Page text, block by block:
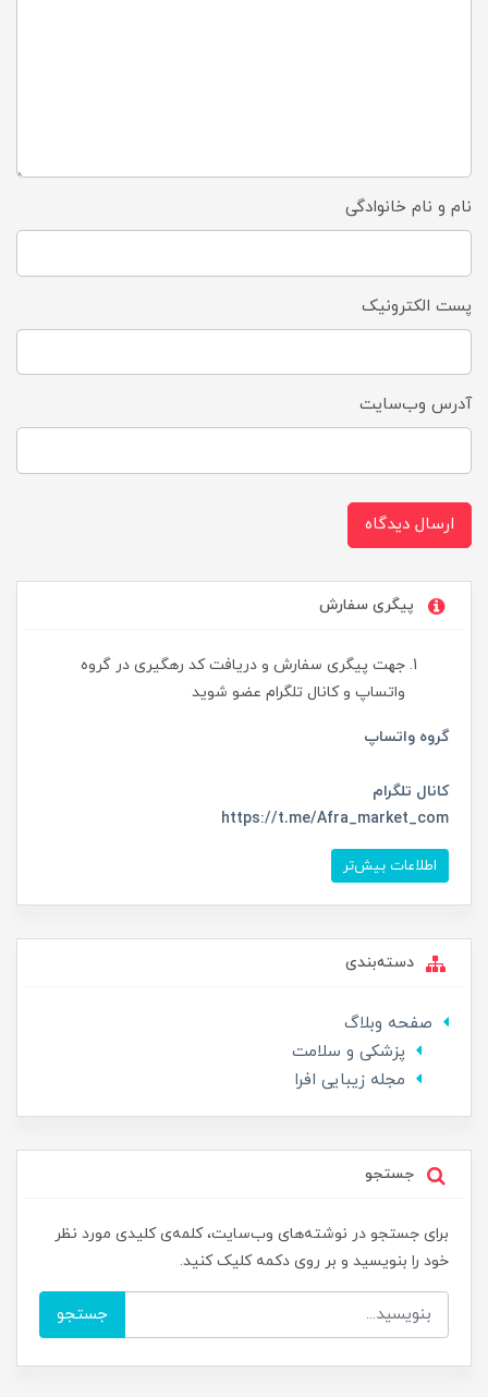
نام و نام خانوادگی
پست الکترونیک
آدرس وب‌سایت
ارسال دیدگاه
پیگری سفارش
جهت پیگری سفارش و دریافت کد رهگیری در گروه
واتساپ و کانال تلگرام عضو شوید
گروه واتساپ
کانال تلگرام
https://t.me/Afra_market_com
اطلاعات بیش‌تر
دسته‌بندی
صفحه وبلاگ
پزشکی و سلامت
مجله زیبایی افرا
جستجو
برای جستجو در نوشته‌های وب‌سایت، کلمه‌ی کلیدی مورد نظر
خود را بنویسید و بر روی دکمه کلیک کنید.
جستجو